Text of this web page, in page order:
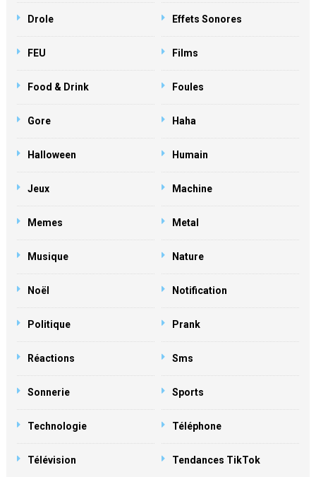
Drole Effets Sonores
FEU Films
Food & Drink Foules
Gore Haha
Halloween Humain
Jeux Machine
Memes Metal
Musique Nature
Noël Notification
Politique Prank
Réactions Sms
Sonnerie Sports
Technologie Téléphone
Télévision Tendances TikTok